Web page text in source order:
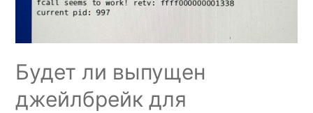
Будет ли выпущен
джейлбрейк для